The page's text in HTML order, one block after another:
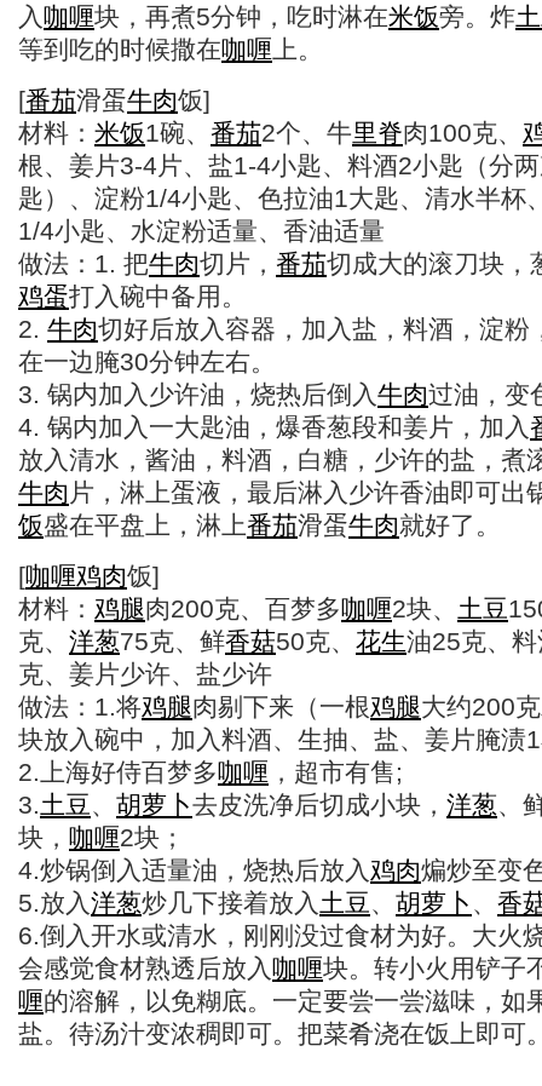
入咖喱块，再煮5分钟，吃时淋在米饭旁。炸
等到吃的时候撒在咖喱 上。
[番茄滑蛋牛肉饭]
材料： 米饭1碗、 番茄2个、牛里脊肉100克、
根、姜片3-4片、盐1-4小匙、料酒2小匙（分
匙）、淀粉1/4小匙、色拉油1大匙、清水半杯
1/4小匙、水淀粉适量、香油适量
做法：1. 把牛肉切片， 番茄切成大的滚刀块，
鸡蛋打入碗中备用。
2. 牛肉切好后放入容器，加入盐，料酒，淀粉
在一边腌30分钟左右。
3. 锅内加入少许油，烧热后倒入牛肉过油，变
4. 锅内加入一大匙油，爆香葱段和姜片，加入
放入清水，酱油，料酒，白糖，少许的盐，煮
牛肉 片，淋上蛋液，最后淋入少许香油即可出
饭盛在平盘上，淋上番茄滑蛋牛肉就好了。
[咖喱鸡肉饭]
材料： 鸡腿肉200克、百梦多咖喱2块、 土豆
克、 洋葱75克、鲜香菇50克、 花生油25克、
克、姜片少许、盐少许
做法：1.将鸡腿肉剔下来（一根鸡腿大约200
块放入碗中，加入料酒、生抽、盐、姜片腌渍
2.上海好侍百梦多咖喱 ，超市有售;
3.土豆、 胡萝卜去皮洗净后切成小块， 洋葱、
块， 咖喱2块；
4.炒锅倒入适量油，烧热后放入 鸡肉煸炒至变
5.放入洋葱炒几下接着放入 土豆、 胡萝卜 、 香
6.倒入开水或清水，刚刚没过食材为好。大火
会感觉食材熟透后放入咖喱块。转小火用铲子
喱的溶解，以免糊底。一定要尝一尝滋味，如
盐。待汤汁变浓稠即可。把菜肴浇在饭上即可